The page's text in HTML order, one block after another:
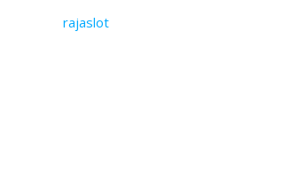
rajaslot